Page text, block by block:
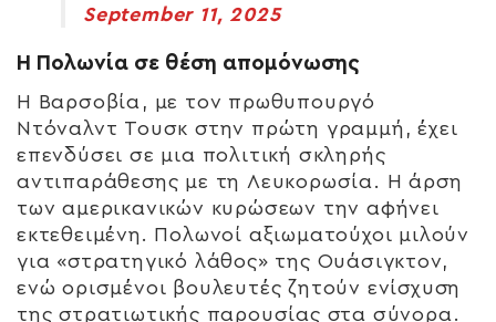
September 11, 2025
Η Πολωνία σε θέση απομόνωσης
Η Βαρσοβία, με τον πρωθυπουργό
Ντόναλντ Τουσκ στην πρώτη γραμμή, έχει
επενδύσει σε μια πολιτική σκληρής
αντιπαράθεσης με τη Λευκορωσία. Η άρση
των αμερικανικών κυρώσεων την αφήνει
εκτεθειμένη. Πολωνοί αξιωματούχοι μιλούν
για «στρατηγικό λάθος» της Ουάσιγκτον,
ενώ ορισμένοι βουλευτές ζητούν ενίσχυση
της στρατιωτικής παρουσίας στα σύνορα.